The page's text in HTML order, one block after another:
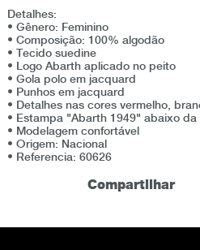
Detalhes:
• Gênero: Feminino
• Composição: 100% algodão
• Tecido suedine
• Logo Abarth aplicado no peito
• Gola polo em jacquard
• Punhos em jacquard
• Detalhes nas cores vermelho,
• Estampa "Abarth 1949" abaixo da
• Modelagem confortável
• Origem: Nacional
• Referencia: 60626
Compartilhar